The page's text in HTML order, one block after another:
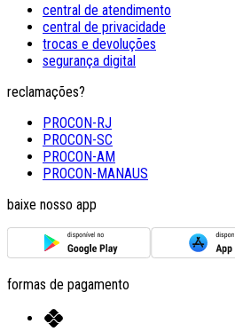
central de atendimento
central de privacidade
trocas e devoluções
segurança digital
reclamações?
PROCON-RJ
PROCON-SC
PROCON-AM
PROCON-MANAUS
baixe nosso app
formas de pagamento